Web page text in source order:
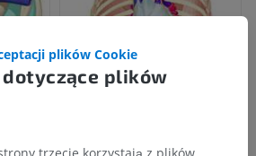
plików
plików Cookie